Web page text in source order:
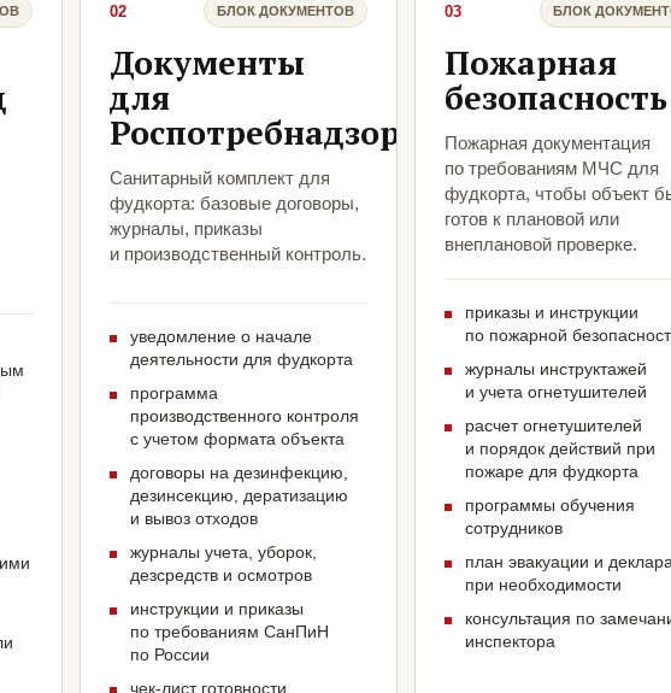
02 БЛОК ДОКУМЕНТОВ
Документы
для
Роспотребнадзора
Санитарный комплект для
фудкорта: базовые договоры,
журналы, приказы
и производственный контроль.
уведомление о начале
деятельности для фудкорта
программа
производственного контроля
с учетом формата объекта
договоры на дезинфекцию,
дезинсекцию, дератизацию
и вывоз отходов
журналы учета, уборок,
дезсредств и осмотров
инструкции и приказы
по требованиям СанПиН
по России
чек-лист готовности
03 БЛОК
Пожарная
безопасность
Пожарная документация
по требованиям МЧС для
фудкорта, чтобы объект
готов к плановой или
внеплановой проверке.
приказы и инструкции
по пожарной
журналы инструктажей
и учета огнетушителей
расчет огнетушителей
и порядок действий при
пожаре для фудкорта
программы обучения
сотрудников
план эвакуации и
при необходимости
консультация по
инспектора